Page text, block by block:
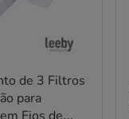
de 3 Filtros
para